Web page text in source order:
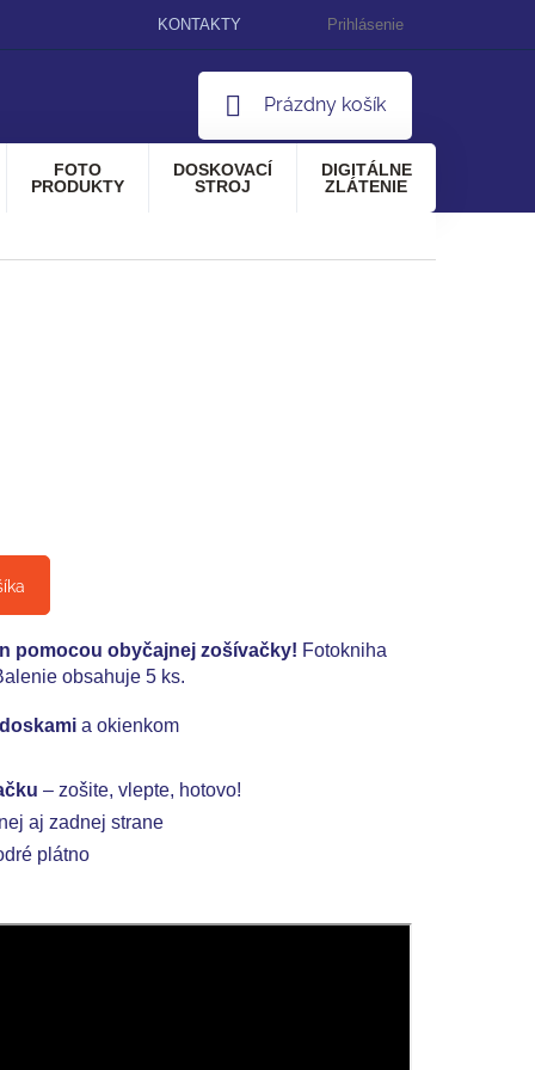
KONTAKTY Prihlásenie
NÁKUPNÝ
Prázdny košík
FOTO
PRODUKTY
DOSKOVACÍ
STROJ
DIGITÁLNE
ZLÁTENIE
pomocou obyčajnej zošívačky! Fotokniha
obsahuje 5 ks.
a okienkom
– zošite, vlepte, hotovo!
aj zadnej strane
plátno